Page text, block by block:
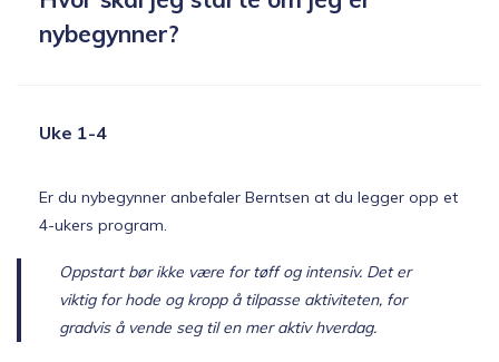
nybegynner?
Uke 1-4
Er du nybegynner anbefaler Berntsen at du legger opp et
4-ukers program.
Oppstart bør ikke være for tøff og intensiv. Det er
viktig for hode og kropp å tilpasse aktiviteten, for
gradvis å vende seg til en mer aktiv hverdag.